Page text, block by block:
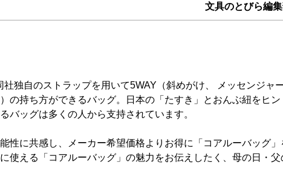
文具のとびら編
独自のストラップを用いて5WAY（斜めがけ、 メッセンジャ
の持ち方ができるバッグ。日本の「たすき」とおんぶ紐をヒン
バッグは多くの人から支持されています。
性に共感し、メーカー希望価格よりお得に「コアルーバッグ」
使える「コアルーバッグ」の魅力をお伝えしたく、母の日・父